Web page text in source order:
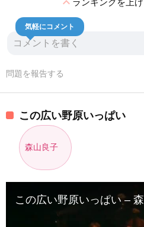
気軽にコメント
問題を報告する
この広い野原いっぱい
森山良子
この広い野原いっぱい –